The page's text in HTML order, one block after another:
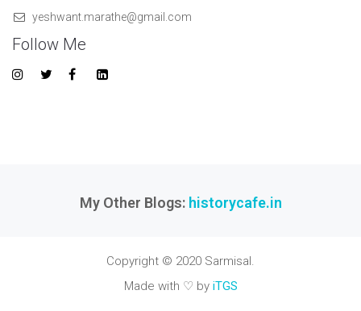
yeshwant.marathe@gmail.com
Follow Me
My Other Blogs: historycafe.in
Copyright © 2020 Sarmisal.
Made with ♡ by iTGS